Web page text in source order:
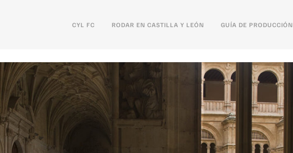
CYL FC RODAR EN CASTILLA Y LEÓN GUÍA DE PRODUCCIÓN